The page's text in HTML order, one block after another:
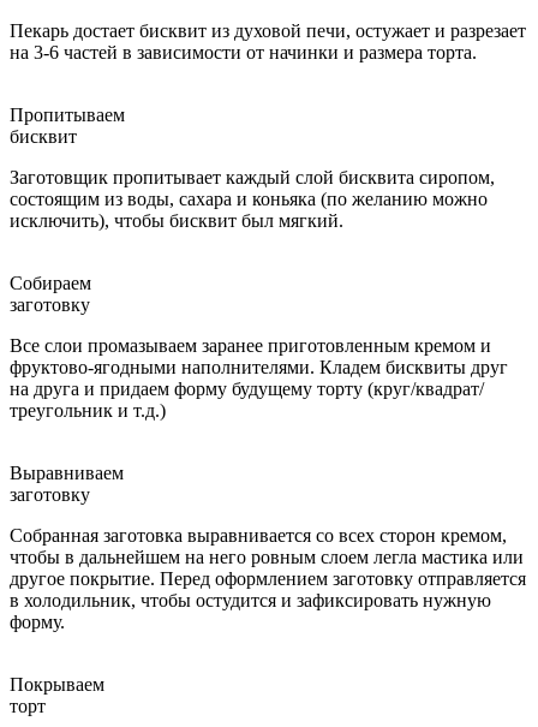
Пекарь достает бисквит из духовой печи, остужает и разрезает
на 3-6 частей в зависимости от начинки и размера торта.
Пропитываем
бисквит
Заготовщик пропитывает каждый слой бисквита сиропом,
состоящим из воды, сахара и коньяка (по желанию можно
исключить), чтобы бисквит был мягкий.
Собираем
заготовку
Все слои промазываем заранее приготовленным кремом и
фруктово-ягодными наполнителями. Кладем бисквиты друг
на друга и придаем форму будущему торту (круг/квадрат/
треугольник и т.д.)
Выравниваем
заготовку
Собранная заготовка выравнивается со всех сторон кремом,
чтобы в дальнейшем на него ровным слоем легла мастика или
другое покрытие. Перед оформлением заготовку отправляется
в холодильник, чтобы остудится и зафиксировать нужную
форму.
Покрываем
торт